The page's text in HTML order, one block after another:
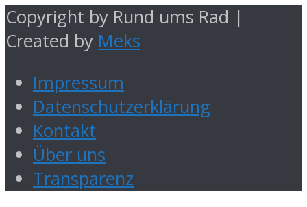
Copyright by Rund ums Rad |
Created by Meks
Impressum
Datenschutzerklärung
Kontakt
Über uns
Transparenz